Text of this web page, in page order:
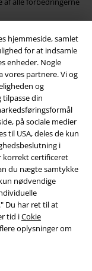
hjemmeside, samlet
for at indsamle
enheder. Nogle
vores partnere. Vi og
og
tilpasse din
på sociale medier
til USA, deles de kun
i
korrekt certificeret
du nægte samtykke
nødvendige
Du har ret til at
tid iCokie
oplysninger om